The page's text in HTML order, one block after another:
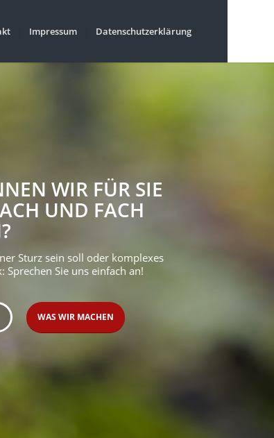
Impressum Datenschutzerklärung
WIR FÜR SIE
UND FACH
Sturz sein soll oder komplexes
Sprechen Sie uns einfach an!
WAS WIR MACHEN